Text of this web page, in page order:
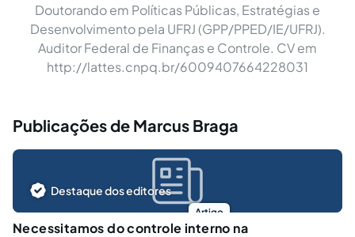
Doutorando em Políticas Públicas, Estratégias e
Desenvolvimento pela UFRJ (GPP/PPED/IE/UFRJ).
Auditor Federal de Finanças e Controle. CV em
http://lattes.cnpq.br/6009407664228031
Publicações de Marcus Braga
Artigo
Destaque dos editores
Necessitamos do controle interno na